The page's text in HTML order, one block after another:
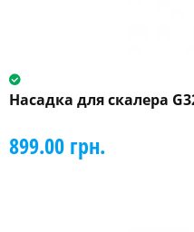
Насадка для скалера
899.00 грн.